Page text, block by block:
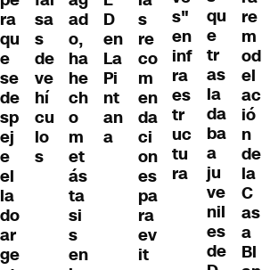
ra
qu
e
se
de
sp
ej
e
el
la
do
ar
ge
sa
s
de
ve
hí
cu
lo
s
ad
o,
ha
he
ch
o
m
et
ás
ta
si
s
en
D
en
La
Pi
nt
an
a
s
re
co
m
en
da
ci
on
es
pa
ra
ev
it
s"
en
inf
ra
es
tr
uc
tu
ra
qu
e
tr
as
la
da
ba
a
ju
ve
nil
es
de
re
m
od
el
ac
ió
n
de
la
C
as
a
Bl